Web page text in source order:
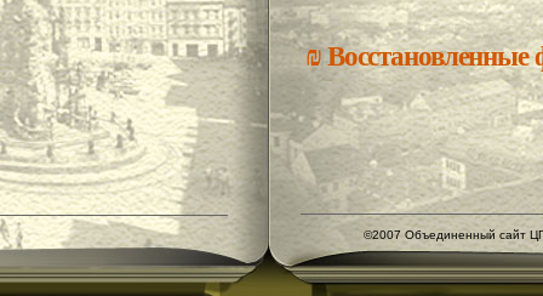
₪
©2007 Объединенный сайт